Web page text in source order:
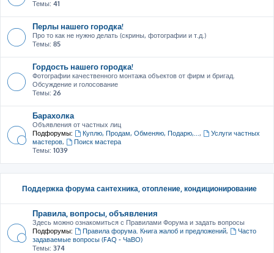
Темы: 41
Перлы нашего городка!
Про то как не нужно делать (скрины, фотографии и т.д.)
Темы: 85
Гордость нашего городка!
Фотографии качественного монтажа объектов от фирм и бригад.
Обсуждение и голосование
Темы: 26
Барахолка
Объявления от частных лиц
Подфорумы:
Куплю, Продам, Обменяю, Подарю,...,
Услуги частных
мастеров,
Поиск мастера
Темы: 1039
Поддержка форума сантехника, отопление, кондиционирование
Правила, вопросы, объявления
Здесь можно ознакомиться с Правилами Форума и задать вопросы
Подфорумы:
Правила форума. Книга жалоб и предложений,
Часто
задаваемые вопросы (FAQ - ЧаВО)
Темы: 374